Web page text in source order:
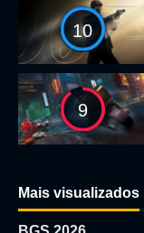
10
9
Mais visualizados